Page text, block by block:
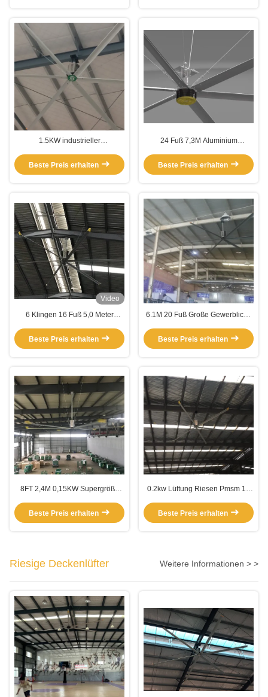
1.5KW industrieller
Beste Preis erhalten
24 Fuß 7,3M Aluminium
Volumen
Beste Preis erhalten
Video
6 Klingen 16 Fuß 5,0 Meter
Niedriggeschwindigkeitsventilatoren
Beste Preis erhalten
6.1M 20 Fuß Große Gewerbliche
Fitnessstudios
Beste Preis erhalten
8FT 2,4M 0,15KW Supergröße
Ventilatoren
Beste Preis erhalten
0.2kw Lüftung Riesen Pmsm 10
Beste Preis erhalten
Riesige Deckenlüfter Weitere Informationen > >